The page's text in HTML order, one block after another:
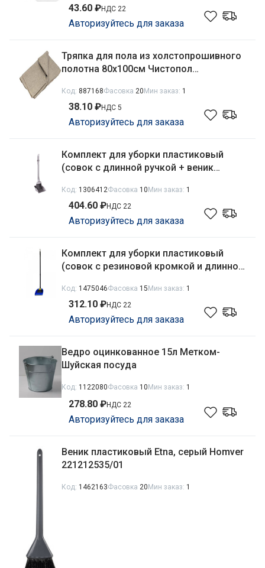
43.60 ₽НДС 22
Авторизуйтесь для заказа
Тряпка для пола из холстопрошивного
полотна 80х100см Чистопол
Код: 887168Фасовка 20 Мин заказ: 1
38.10 ₽НДС 5
Авторизуйтесь для заказа
Комплект для уборки пластиковый
(совок с длинной ручкой + веник
Альтернатива М1191
Код: 1306412Фасовка 10 Мин заказ: 1
404.60 ₽НДС 22
Авторизуйтесь для заказа
Комплект для уборки пластиковый
(совок с резиновой кромкой и длинной
Пласт 2000 962830
Код: 1475046Фасовка 15 Мин заказ: 1
312.10 ₽НДС 22
Авторизуйтесь для заказа
Ведро оцинкованное 15л Метком-
Шуйская посуда
Код: 1122080Фасовка 10 Мин заказ: 1
278.80 ₽НДС 22
Авторизуйтесь для заказа
Веник пластиковый Etna, серый Homver
221212535/01
Код: 1462163Фасовка 20 Мин заказ: 1